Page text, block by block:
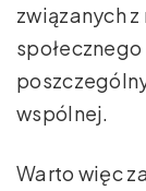
związanych
wspólnej.
Warto więc